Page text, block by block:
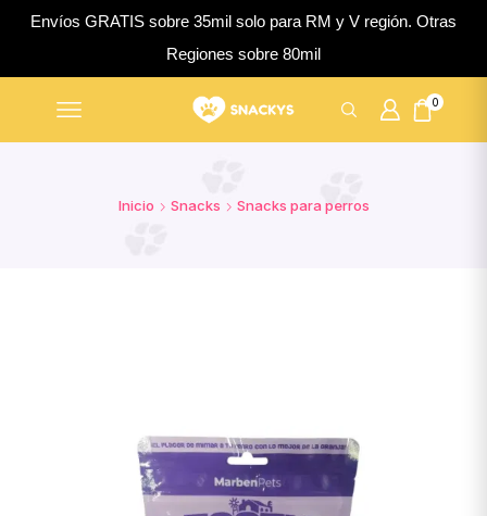
Envíos GRATIS sobre 35mil solo para RM y V región. Otras
Regiones sobre 80mil
0
Inicio Snacks Snacks para perros